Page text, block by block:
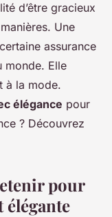
d’être gracieux
Une
assurance
monde. Elle
à la mode.
élégance pour
? Découvrez
pour
élégante